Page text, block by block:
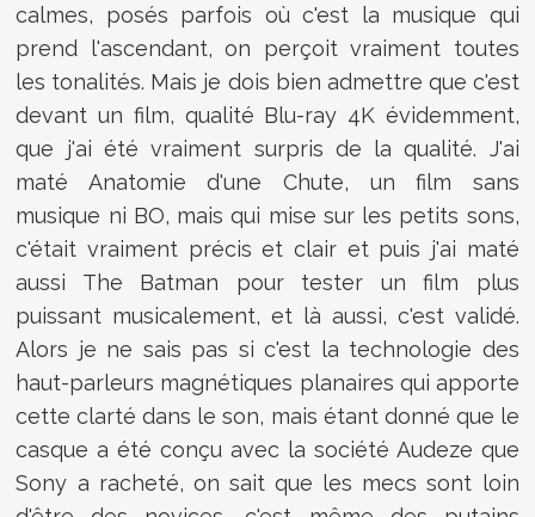
calmes, posés parfois où c'est la musique qui
prend l'ascendant, on perçoit vraiment toutes
les tonalités. Mais je dois bien admettre que c'est
devant un film, qualité Blu-ray 4K évidemment,
que j'ai été vraiment surpris de la qualité. J'ai
maté Anatomie d'une Chute, un film sans
musique ni BO, mais qui mise sur les petits sons,
c'était vraiment précis et clair et puis j'ai maté
aussi The Batman pour tester un film plus
puissant musicalement, et là aussi, c'est validé.
Alors je ne sais pas si c'est la technologie des
haut-parleurs magnétiques planaires qui apporte
cette clarté dans le son, mais étant donné que le
casque a été conçu avec la société Audeze que
Sony a racheté, on sait que les mecs sont loin